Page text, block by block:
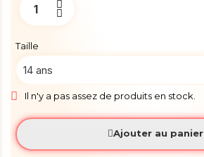
Taille
Il n'y a pas assez de produits en stock.
Ajouter au panier